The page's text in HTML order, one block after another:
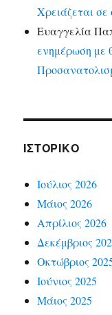
Χρειάζεται σε
Ευαγγελία
ενημέρωση με
ΙΣΤΟΡΙΚΌ
Ιούλιος 2026
Μάιος 2026
Απρίλιος 2026
Δεκέμβριος
Οκτώβριος
Ιούνιος 2025
Μάιος 2025